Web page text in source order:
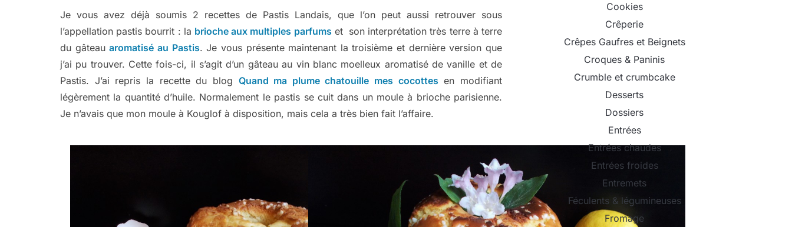
Je vous avez déjà soumis 2 recettes de Pastis Landais, que l’on peut aussi retrouver sous
l’appellation pastis bourrit : la brioche aux multiples parfums et son interprétation très terre à terre
du gâteauaromatisé au Pastis. Je vous présente maintenant la troisième et dernière version que
j’ai pu trouver. Cette fois-ci, il s’agit d’un gâteau au vin blanc moelleux aromatisé de vanille et de
Pastis. J’ai repris la recette du blog Quand ma plume chatouille mes cocottes en modifiant
légèrement la quantité d’huile. Normalement le pastis se cuit dans un moule à brioche parisienne.
Je n’avais que mon moule à Kouglof à disposition, mais cela a très bien fait l’affaire.
Cookies
Crêperie
Crêpes Gaufres et Beignets
Croques & Paninis
Crumble et crumbcake
Desserts
Dossiers
Entrées
Entrées chaudes
Entrées froides
Entremets
Féculents & légumineuses
Fromage